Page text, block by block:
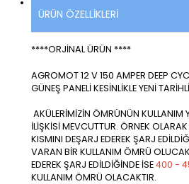
ÜRÜN ÖZELLIKLERI
****ORJİNAL ÜRÜN ****
AGROMOT 12 V 150 AMPER DEEP
GÜNEŞ PANELİKESİNLİKLE YENİ
AKÜLERİMİZİN ÖMRÜNÜN KULLANIM
İLİŞKİSİ MEVCUTTUR. ÖRNEK
KISMINI DEŞARJ EDEREK ŞARJ
VARAN BİR KULLANIM ÖMRÜ
EDEREK ŞARJ EDİLDİĞİNDE İSE400 -
KULLANIM ÖMRÜ OLACAKTIR.